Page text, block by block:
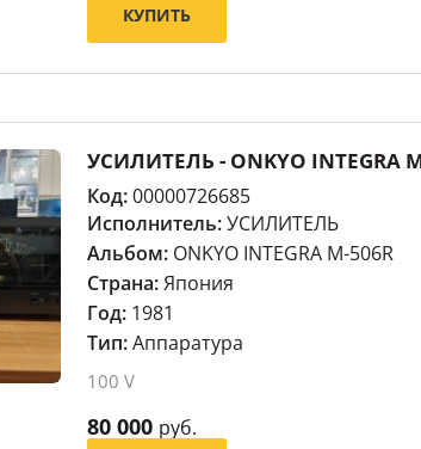
КУПИТЬ
УСИЛИТЕЛЬ - ONKYO INTEGRA
Код:00000726685
Исполнитель:УСИЛИТЕЛЬ
Альбом: ONKYO INTEGRA M-506R
Страна:Япония
Год: 1981
Тип:Аппаратура
100 V
80 000 руб.